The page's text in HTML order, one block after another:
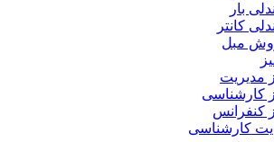
بار
کانتر
مبل
مدیریت
کارشناسی
کنفرانس
کارشناسی